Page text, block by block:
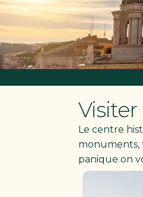
Le centre
monuments,
panique on